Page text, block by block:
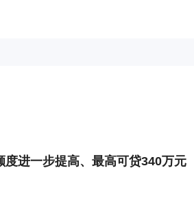
度进一步提高、最高可贷340万元